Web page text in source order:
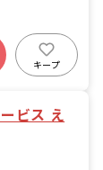
く業務が
に相談がで
利用児童の
各行事活動
の自宅の利
り合わせ
員配置に
キープ
ビス え